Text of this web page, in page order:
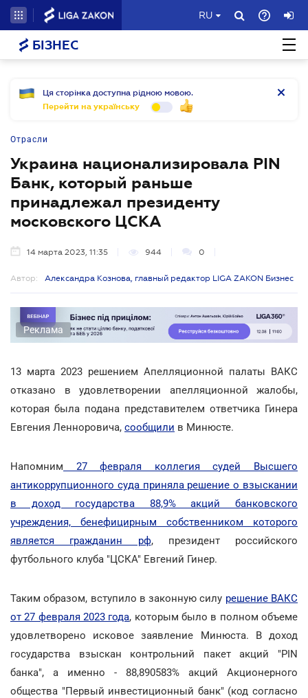
RU
БІЗНЕС
Ця сторінка доступна рідною мовою.
Перейти на українську
Отрасли
Украина национализировала PIN
Банк, который раньше
принадлежал президенту
московского ЦСКА
14 марта 2023, 11:35 944 0
Автор: Александра Кознова, главный редактор LIGA ZAKON Бизнес
Реклама
13 марта 2023 решением Апелляционной палаты ВАКС
отказано в удовлетворении апелляционной жалобы,
которая была подана представителем ответчика Гинера
Евгения Ленноровича, сообщили в Минюсте.
Напомним 27 февраля коллегия судей Высшего
антикоррупционного суда приняла решение о взыскании
в доход государства 88,9% акций банковского
учреждения, бенефицирным собственником которого
является гражданин рф, президент российского
футбольного клуба "ЦСКА" Евгений Гинер.
Таким образом, вступило в законную силу решение ВАКС
от 27 февраля 2023 года, которым было в полном объеме
удовлетворено исковое заявление Минюста. В доход
государства взыскан контрольний пакет акций "PIN
банка", а именно - 88,890583% акций Акционерного
общества "Первый инвестиционный банк" (код согласно